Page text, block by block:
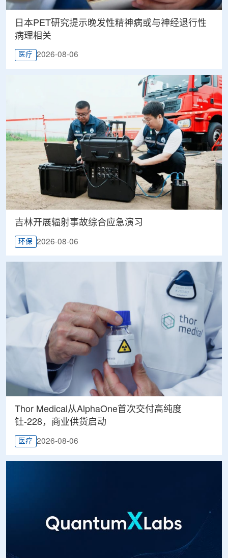
日本PET研究提示晚发性精神病或与神经退行性
病理相关
医疗 2026-08-06
吉林开展辐射事故综合应急演习
环保 2026-08-06
Thor Medical从AlphaOne首次交付高纯度
钍-228，商业供货启动
医疗 2026-08-06